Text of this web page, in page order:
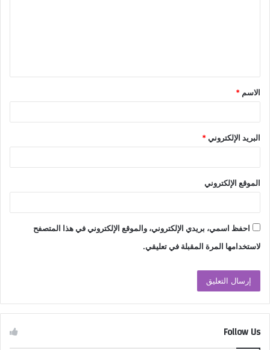
ق
*
الاسم *
البريد الإلكتروني*
الموقع الإلكتروني
احفظ اسمي، بريدي الإلكتروني، والموقع الإلكتروني في هذا المتصفح
لاستخدامها المرة المقبلة في تعليقي.
Follow Us